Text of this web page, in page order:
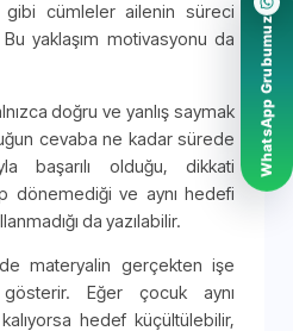
gibi cümleler ailenin süreci
Bu yaklaşım motivasyonu da
doğru ve yanlış saymak
cevaba ne kadar sürede
başarılı olduğu, dikkati
dönemediği ve aynı hedefi
da yazılabilir.
materyalin gerçekten işe
gösterir. Eğer çocuk aynı
hedef küçültülebilir,
WhatsApp Grubumuz